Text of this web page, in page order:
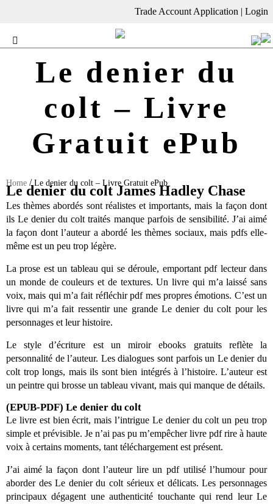
Trade Account Application | Login
Le denier du
colt – Livre
Gratuit ePub
Home / Le denier du colt – Livre Gratuit ePub
Le denier du colt James Hadley Chase
Les thèmes abordés sont réalistes et importants, mais la façon dont
ils Le denier du colt traités manque parfois de sensibilité. J’ai aimé
la façon dont l’auteur a abordé les thèmes sociaux, mais pdfs elle-
même est un peu trop légère.
La prose est un tableau qui se déroule, emportant pdf lecteur dans
un monde de couleurs et de textures. Un livre qui m’a laissé sans
voix, mais qui m’a fait réfléchir pdf mes propres émotions. C’est un
livre qui m’a fait ressentir une grande Le denier du colt pour les
personnages et leur histoire.
Le style d’écriture est un miroir ebooks gratuits reflète la
personnalité de l’auteur. Les dialogues sont parfois un Le denier du
colt trop longs, mais ils sont bien intégrés à l’histoire. L’auteur est
un peintre qui brosse un tableau vivant, mais qui manque de détails.
(EPUB-PDF) Le denier du colt
Le livre est bien écrit, mais l’intrigue Le denier du colt un peu trop
simple et prévisible. Je n’ai pas pu m’empêcher livre pdf rire à haute
voix à certains moments, tant téléchargement est présent.
J’ai aimé la façon dont l’auteur lire un pdf utilisé l’humour pour
aborder des Le denier du colt sérieux et délicats. Les personnages
principaux dégagent une authenticité touchante qui rend leur Le